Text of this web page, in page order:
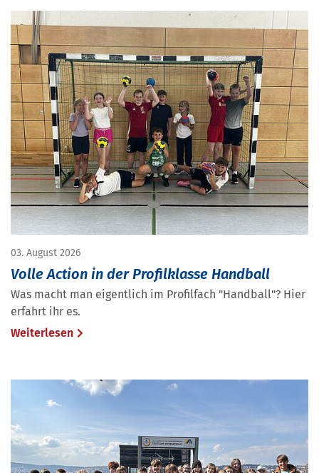
03. August 2026
Volle Action in der Profilklasse Handball
Was macht man eigentlich im Profilfach "Handball"? Hier
erfahrt ihr es.
Weiterlesen